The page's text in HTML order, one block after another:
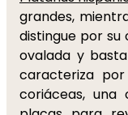
grandes,
distingue por
ovalada y
caracteriza
coriáceas, una